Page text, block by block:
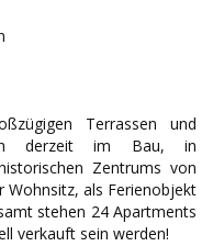
Terrassen und
derzeit im Bau, in
Zentrums von
Wohnsitz, als Ferienobjekt
stehen 24 Apartments
verkauft sein werden!